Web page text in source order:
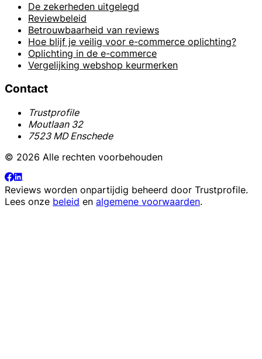
De zekerheden uitgelegd
Reviewbeleid
Betrouwbaarheid van reviews
Hoe blijf je veilig voor e-commerce oplichting?
Oplichting in de e-commerce
Vergelijking webshop keurmerken
Contact
Trustprofile
Moutlaan 32
7523 MD Enschede
© 2026 Alle rechten voorbehouden
Reviews worden onpartijdig beheerd door Trustprofile.
Lees onze beleid en algemene voorwaarden.